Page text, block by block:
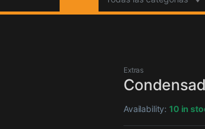
Extras
Availability:10 in